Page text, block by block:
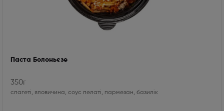
Паста Болоньєзе
350г
спагеті, яловичина, соус пелаті, пармезан, базилік